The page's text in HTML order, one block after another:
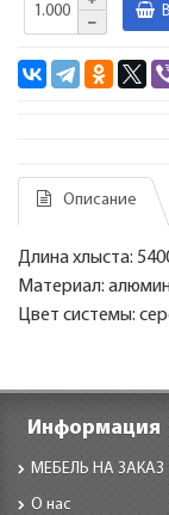
Описание
Длина хлыста:
Материал:
Цвет системы:
Информация
МЕБЕЛЬ НА ЗАКАЗ
О нас